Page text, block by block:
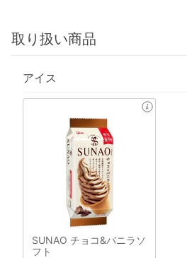
取り扱い商品
アイス
SUNAO チョコ&バニラソ
フト